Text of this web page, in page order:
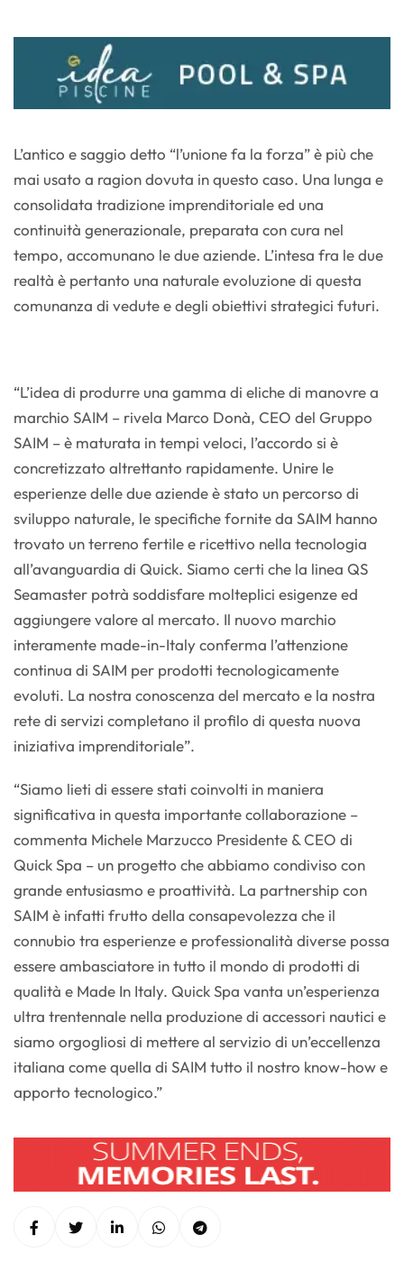
L’antico e saggio detto “l’unione fa la forza” è più che
mai usato a ragion dovuta in questo caso. Una lunga e
consolidata tradizione imprenditoriale ed una
continuità generazionale, preparata con cura nel
tempo, accomunano le due aziende. L’intesa fra le due
realtà è pertanto una naturale evoluzione di questa
comunanza di vedute e degli obiettivi strategici futuri.
“L’idea di produrre una gamma di eliche di manovre a
marchio SAIM – rivela Marco Donà, CEO del Gruppo
SAIM – è maturata in tempi veloci, l’accordo si è
concretizzato altrettanto rapidamente. Unire le
esperienze delle due aziende è stato un percorso di
sviluppo naturale, le specifiche fornite da SAIM hanno
trovato un terreno fertile e ricettivo nella tecnologia
all’avanguardia di Quick. Siamo certi che la linea QS
Seamaster potrà soddisfare molteplici esigenze ed
aggiungere valore al mercato. Il nuovo marchio
interamente made-in-Italy conferma l’attenzione
continua di SAIM per prodotti tecnologicamente
evoluti. La nostra conoscenza del mercato e la nostra
rete di servizi completano il profilo di questa nuova
iniziativa imprenditoriale”.
“Siamo lieti di essere stati coinvolti in maniera
significativa in questa importante collaborazione –
commenta Michele Marzucco Presidente & CEO di
Quick Spa – un progetto che abbiamo condiviso con
grande entusiasmo e proattività. La partnership con
SAIM è infatti frutto della consapevolezza che il
connubio tra esperienze e professionalità diverse possa
essere ambasciatore in tutto il mondo di prodotti di
qualità e Made In Italy. Quick Spa vanta un’esperienza
ultra trentennale nella produzione di accessori nautici e
siamo orgogliosi di mettere al servizio di un’eccellenza
italiana come quella di SAIM tutto il nostro know-how e
apporto tecnologico.”